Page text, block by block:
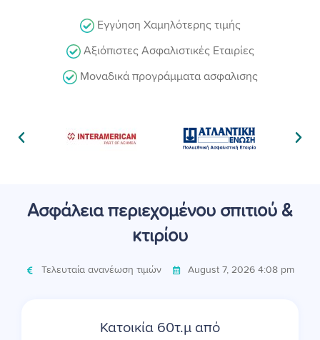
Εγγύηση Χαμηλότερης τιμής
Αξιόπιστες Ασφαλιστικές Εταιρίες
Μοναδικά προγράμματα ασφαλισης
Ασφάλεια περιεχομένου σπιτιού &
κτιρίου
Τελευταία ανανέωση τιμών August 7, 2026 4:08 pm
Κατοικία 60τ.μ από